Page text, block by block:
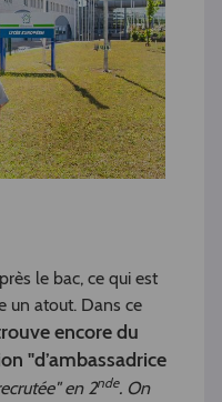
le bac, ce qui est
un atout. Dans ce
encore du
"d’ambassadrice
en 2nde. On